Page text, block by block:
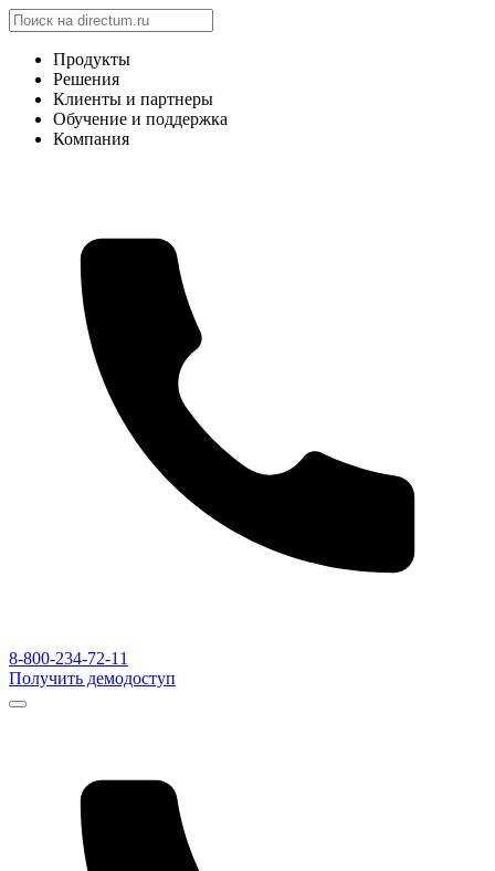
Продукты
Решения
Клиенты и партнеры
Обучение и поддержка
Компания
8-800-234-72-11
Получить демодоступ